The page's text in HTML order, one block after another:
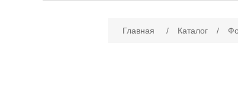
Главная / Каталог /